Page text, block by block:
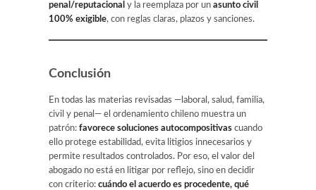
penal/reputacional y la reemplaza por un asunto civil
100% exigible, con reglas claras, plazos y sanciones.
Conclusión
En todas las materias revisadas —laboral, salud, familia,
civil y penal— el ordenamiento chileno muestra un
patrón: favorece soluciones autocompositivas cuando
ello protege estabilidad, evita litigios innecesarios y
permite resultados controlados. Por eso, el valor del
abogado no está en litigar por reflejo, sino en decidir
con criterio: cuándo el acuerdo es procedente, qué